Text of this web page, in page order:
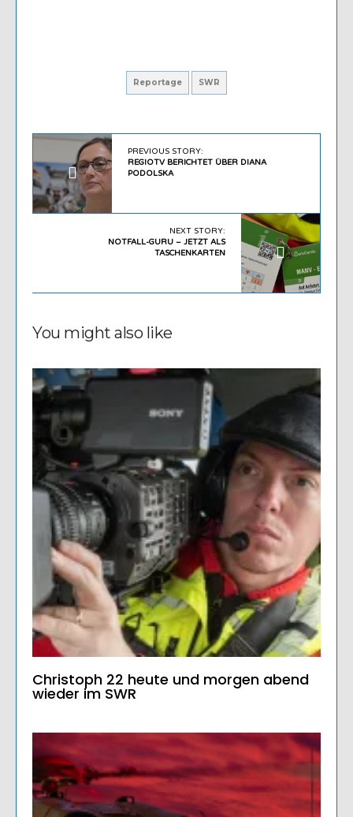
Reportage SWR
PREVIOUS STORY:
REGIOTV BERICHTET ÜBER DIANA
PODOLSKA
NEXT STORY:
NOTFALL-GURU – JETZT ALS
TASCHENKARTEN
You might also like
Christoph 22 heute und morgen abend
wieder im SWR